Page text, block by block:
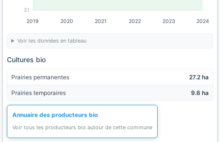
31
2019 2020 2021 2022 2023 2024
Voir les données en tableau
Cultures bio
Prairies permanentes 27.2 ha
Prairies temporaires 9.6 ha
Annuaire des producteurs bio
Voir tous les producteurs bio autour de cette commune